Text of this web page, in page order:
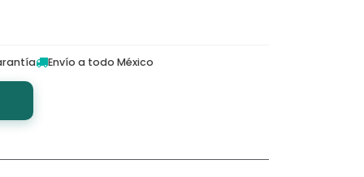
Envío a todo México